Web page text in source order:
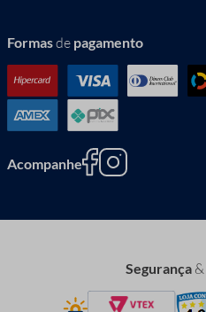
Formasde pagamento
Acompanhe
Segurança&